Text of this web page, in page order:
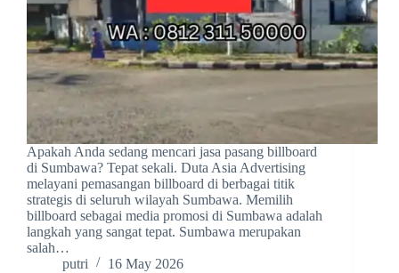
Apakah Anda sedang mencari jasa pasang billboard
di Sumbawa? Tepat sekali. Duta Asia Advertising
melayani pemasangan billboard di berbagai titik
strategis di seluruh wilayah Sumbawa. Memilih
billboard sebagai media promosi di Sumbawa adalah
langkah yang sangat tepat. Sumbawa merupakan
salah…
putri
16 May 2026